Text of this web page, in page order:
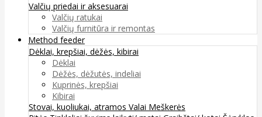
Valčių priedai ir aksesuarai
Valčių ratukai
Valčių furnitūra ir remontas
Method feeder
Dėklai, krepšiai, dėžės, kibirai
Dėklai
Dėžės, dėžutės, indeliai
Kuprinės, krepšiai
Kibirai
Stovai, kuoliukai, atramos Valai Meškerės